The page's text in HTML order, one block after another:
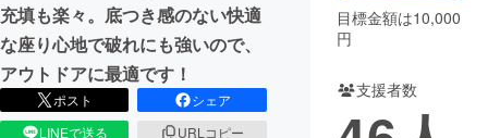
CAMPFIREふるさと納税machi-ya コミュニティ
充填も楽々。底つき感のない快適
な座り心地で破れにも強いので、
アウトドアに最適です！
ポスト
シェア
LINEで送る
URLコピー
目標金額は10,000
円
支援者数